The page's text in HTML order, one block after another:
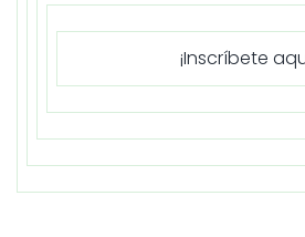
¡Inscríbete